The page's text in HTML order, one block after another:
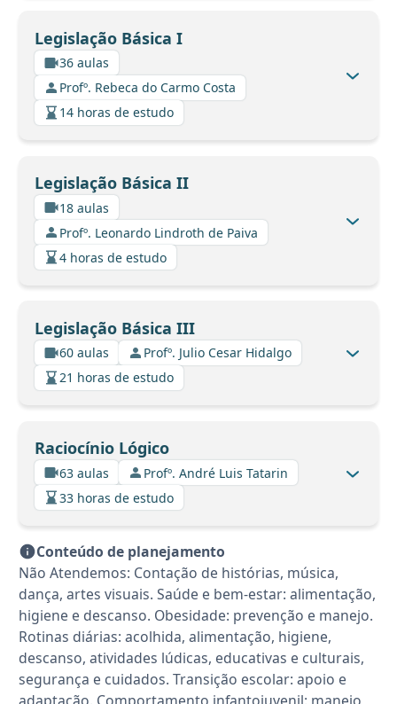
Legislação Básica I
36 aulas
Profº. Rebeca do Carmo Costa
14 horas de estudo
Legislação Básica II
18 aulas
Profº. Leonardo Lindroth de Paiva
4 horas de estudo
Legislação Básica III
60 aulas
Profº. Julio Cesar Hidalgo
21 horas de estudo
Raciocínio Lógico
63 aulas
Profº. André Luis Tatarin
33 horas de estudo
Conteúdo de planejamento
Não Atendemos: Contação de histórias, música,
dança, artes visuais. Saúde e bem-estar: alimentação,
higiene e descanso. Obesidade: prevenção e manejo.
Rotinas diárias: acolhida, alimentação, higiene,
descanso, atividades lúdicas, educativas e culturais,
segurança e cuidados. Transição escolar: apoio e